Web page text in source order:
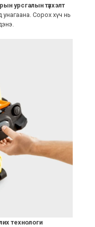
урсгалын түлхэлт
Сорох хүч нь
технологи